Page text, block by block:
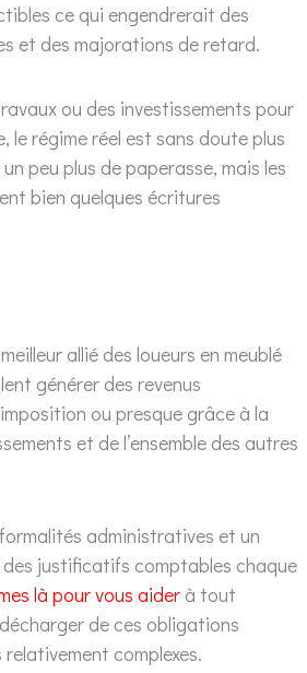
ce qui engendrerait des
et des majorations de retard.
ou des investissements pour
le régime réel est sans doute plus
peu plus de paperasse, mais les
bien quelques écritures
allié des loueurs en meublé
générer des revenus
ou presque grâce à la
et de l’ensemble des autres
administratives et un
justificatifs comptables chaque
là pour vous aider à tout
de ces obligations
complexes.